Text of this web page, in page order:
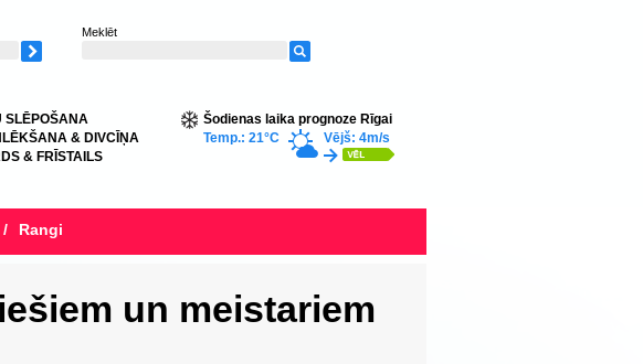
Meklēt
SLĒPOŠANA
& DIVCĪŅA
& FRĪSTAILS
Šodienas laika prognoze Rīgai
Temp.: 21°C
Vējš: 4m/s
/ Rangi
un meistariem